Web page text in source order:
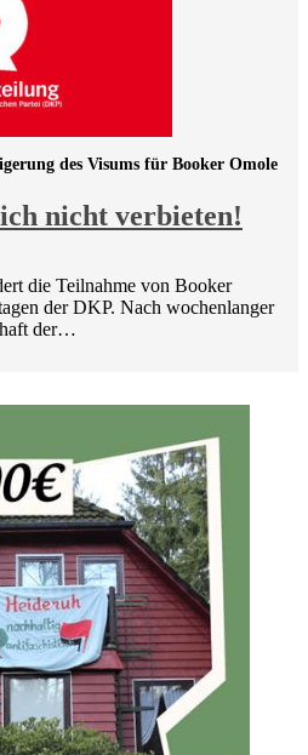
nicht verbieten!
des Visums für Booker Omole
die Teilnahme von Booker
der DKP. Nach wochenlanger
der…